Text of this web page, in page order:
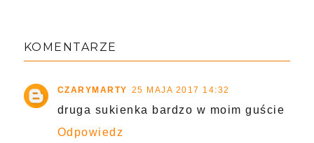
KOMENTARZE
CZARYMARTY 25 MAJA 2017 14:32
druga sukienka bardzo w moim guście
Odpowiedz